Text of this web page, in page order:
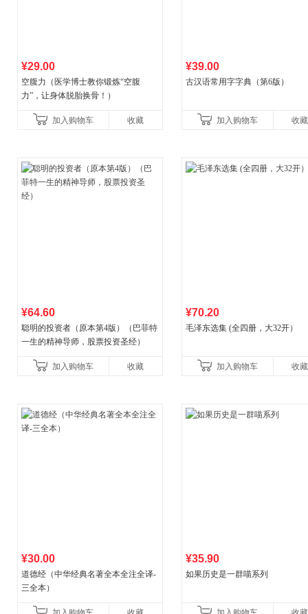
¥29.00
空腹力（医学博士教你锻炼“空腹
力”，让身体脱胎换骨！）
加入购物车 收藏
¥39.00
古汉语常用字字典（第6版）
加入购物车 收藏
¥64.60
聪明的投资者（原本第4版）（巴菲特
一生的精神导师，股票投资圣经）
加入购物车 收藏
¥70.20
毛泽东选集 (全四册，大32开）
加入购物车 收藏
¥30.00
道德经（中华经典名著全本全注全译-
三全本）
¥35.90
如果历史是一群喵系列